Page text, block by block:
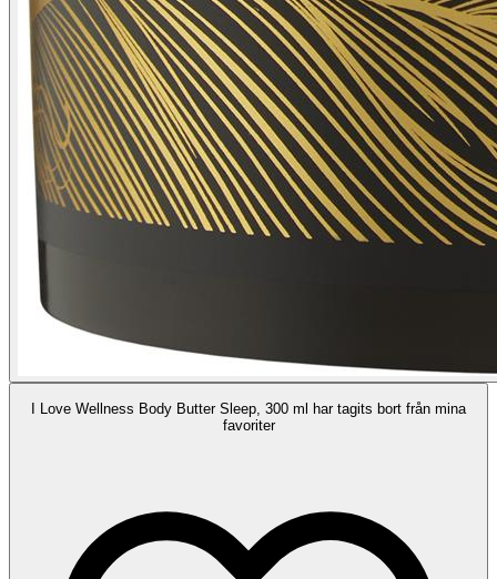
I Love Wellness Body Butter Sleep, 300 ml har tagits bort från mina
favoriter